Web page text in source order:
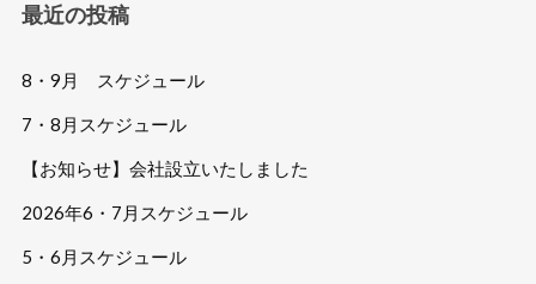
最近の投稿
8・9月 スケジュール
7・8月スケジュール
【お知らせ】会社設立いたしました
2026年6・7月スケジュール
5・6月スケジュール